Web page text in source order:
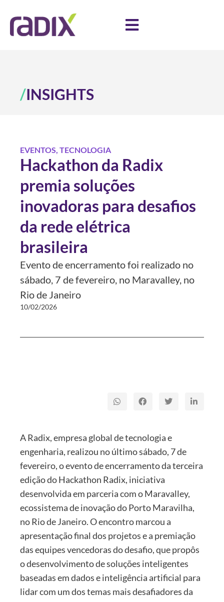
/INSIGHTS
EVENTOS, TECNOLOGIA
Hackathon da Radix
premia soluções
inovadoras para desafios
da rede elétrica
brasileira
Evento de encerramento foi realizado no
sábado, 7 de fevereiro, no Maravalley, no
Rio de Janeiro
10/02/2026
A Radix, empresa global de tecnologia e
engenharia, realizou no último sábado, 7 de
fevereiro, o evento de encerramento da terceira
edição do Hackathon Radix, iniciativa
desenvolvida em parceria com o Maravalley,
ecossistema de inovação do Porto Maravilha,
no Rio de Janeiro. O encontro marcou a
apresentação final dos projetos e a premiação
das equipes vencedoras do desafio, que propôs
o desenvolvimento de soluções inteligentes
baseadas em dados e inteligência artificial para
lidar com um dos temas mais desafiadores da